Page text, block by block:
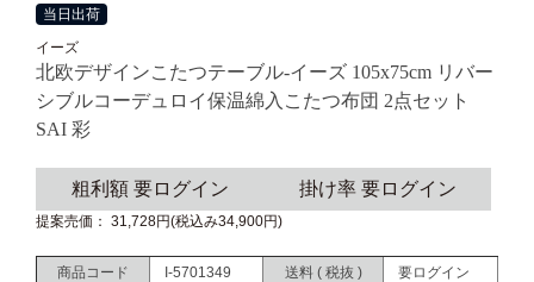
当日出荷
イーズ
北欧デザインこたつテーブル-イーズ 105x75cm リバー
シブルコーデュロイ保温綿入こたつ布団 2点セット
SAI 彩
粗利額 要ログイン 掛け率 要ログイン
提案売価： 31,728円(税込み34,900円)
商品コード I-5701349 送料 ( 税抜 )
要ログイン